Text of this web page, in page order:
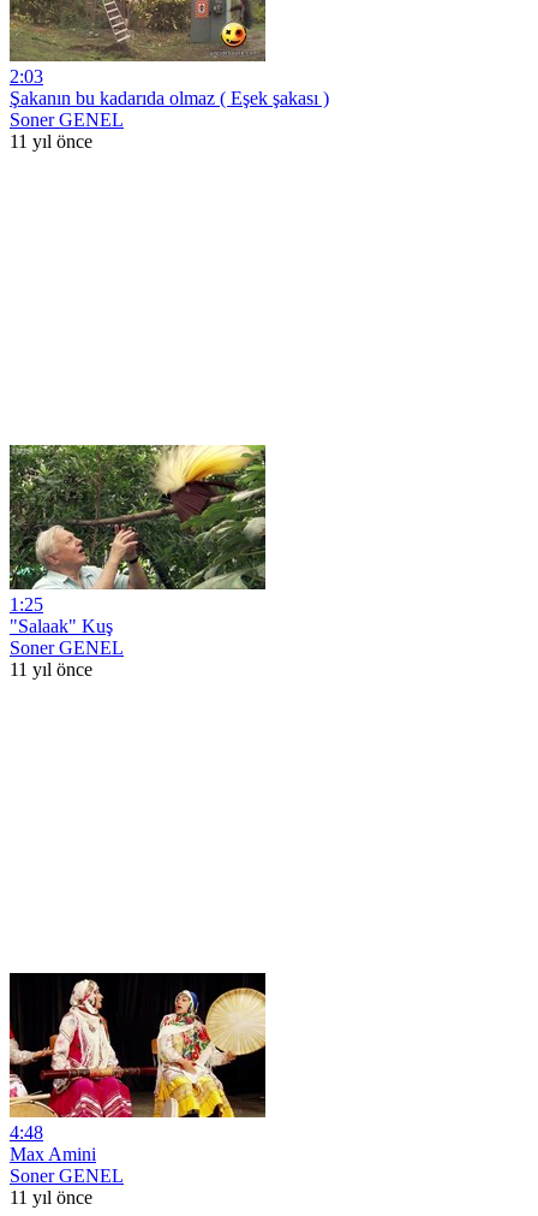
2:03
Şakanın bu kadarıda olmaz ( Eşek şakası )
Soner GENEL
11 yıl önce
1:25
"Salaak" Kuş
Soner GENEL
11 yıl önce
4:48
Max Amini
Soner GENEL
11 yıl önce